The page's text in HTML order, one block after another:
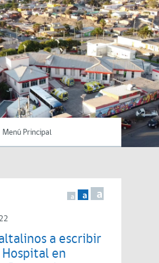
Menú Principal
a a a
a escribir
Hospital en